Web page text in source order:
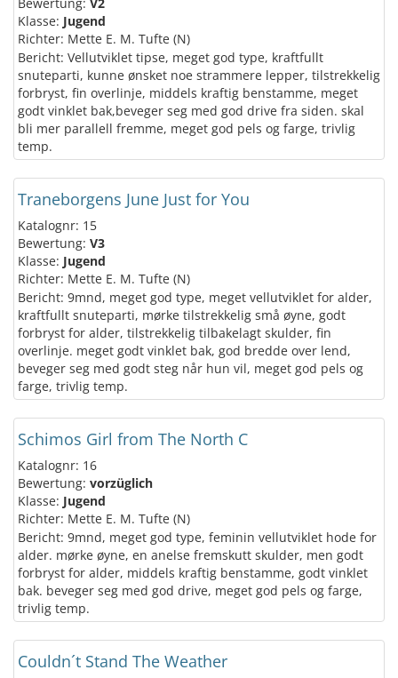
Klasse: Jugend
Richter: Mette E. M. Tufte (N)
Bericht: Vellutviklet tipse, meget god type, kraftfullt
snuteparti, kunne ønsket noe strammere lepper, tilstrekkelig
forbryst, fin overlinje, middels kraftig benstamme, meget
godt vinklet bak,beveger seg med god drive fra siden. skal
bli mer parallell fremme, meget god pels og farge, trivlig
temp.
Traneborgens June Just for You
Katalognr: 15
Bewertung: V3
Klasse: Jugend
Richter: Mette E. M. Tufte (N)
Bericht: 9mnd, meget god type, meget vellutviklet for alder,
kraftfullt snuteparti, mørke tilstrekkelig små øyne, godt
forbryst for alder, tilstrekkelig tilbakelagt skulder, fin
overlinje. meget godt vinklet bak, god bredde over lend,
beveger seg med godt steg når hun vil, meget god pels og
farge, trivlig temp.
Schimos Girl from The North C
Katalognr: 16
Bewertung: vorzüglich
Klasse: Jugend
Richter: Mette E. M. Tufte (N)
Bericht: 9mnd, meget god type, feminin vellutviklet hode for
alder. mørke øyne, en anelse fremskutt skulder, men godt
forbryst for alder, middels kraftig benstamme, godt vinklet
bak. beveger seg med god drive, meget god pels og farge,
trivlig temp.
Couldn´t Stand The Weather